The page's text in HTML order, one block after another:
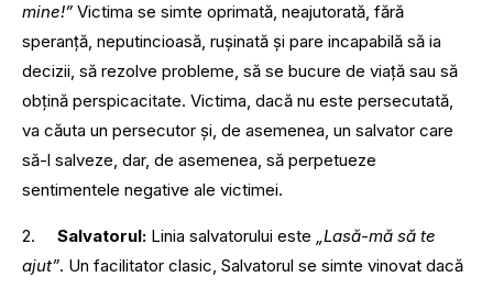
mine!” Victima se simte oprimată, neajutorată, fără
speranță, neputincioasă, rușinată și pare incapabilă să ia
decizii, să rezolve probleme, să se bucure de viață sau să
obțină perspicacitate. Victima, dacă nu este persecutată,
va căuta un persecutor și, de asemenea, un salvator care
să-l salveze, dar, de asemenea, să perpetueze
sentimentele negative ale victimei.
2. Salvatorul: Linia salvatorului este
„Lasă-mă să te
ajut”. Un facilitator clasic, Salvatorul se simte vinovat dacă